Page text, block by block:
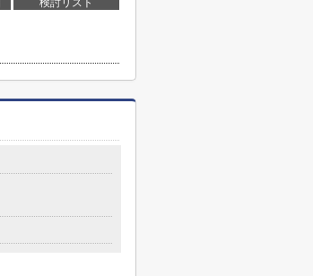
検討リスト